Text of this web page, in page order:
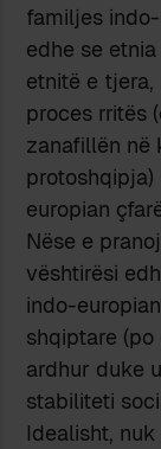
familjes
edhe se
etnitë e
proces rritës
zanafillën në
europian
Nëse e
vështirësi
indo-
shqiptare
ardhur duke
stabiliteti
Idealisht,